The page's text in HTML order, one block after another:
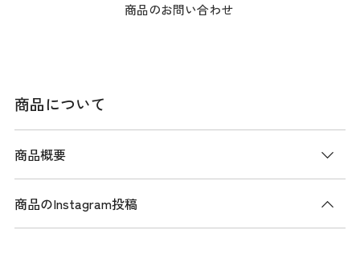
商品のお問い合わせ
商品について
商品概要
商品説明
商品のInstagram投稿